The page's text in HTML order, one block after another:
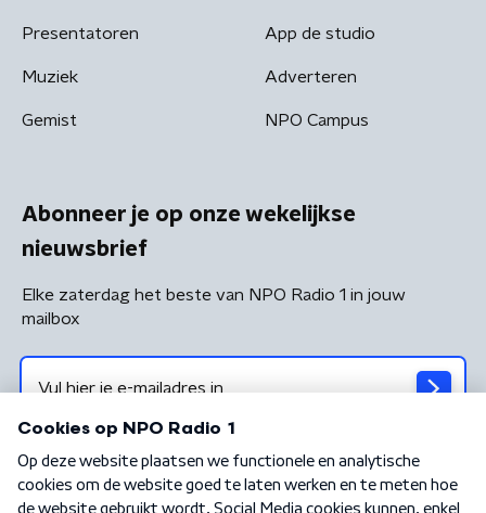
Presentatoren
Muziek
Gemist
App de studio
Adverteren
NPO Campus
Abonneer je op onze wekelijkse
nieuwsbrief
Elke zaterdag het beste van NPO Radio 1 in jouw
mailbox